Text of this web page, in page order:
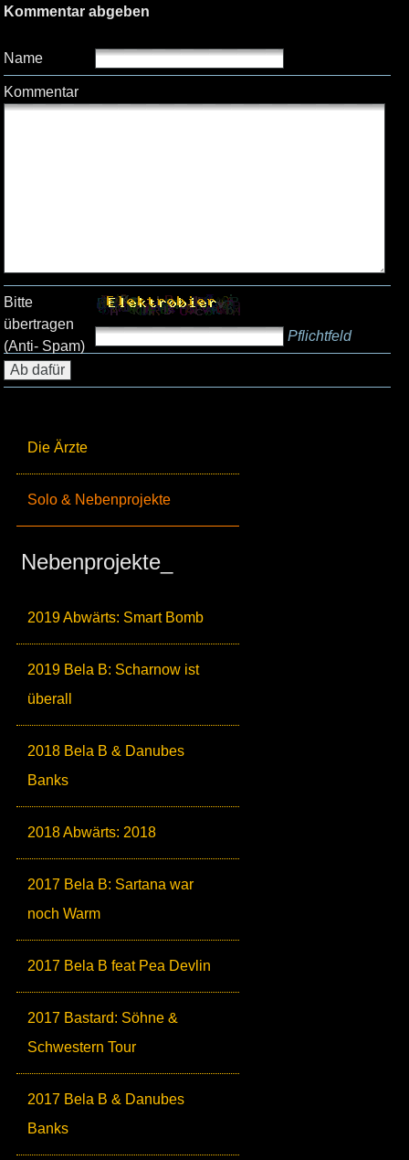
Die Ärzte
Solo & Nebenprojekte
Nebenprojekte_
2019 Abwärts: Smart Bomb
2019 Bela B: Scharnow ist
überall
2018 Bela B & Danubes
Banks
2018 Abwärts: 2018
2017 Bela B: Sartana war
noch Warm
2017 Bela B feat Pea Devlin
2017 Bastard: Söhne &
Schwestern Tour
2017 Bela B & Danubes
Banks
Kommentar abgeben
Name
Kommentar
Bitte
übertragen
(Anti- Spam)
Pflichtfeld